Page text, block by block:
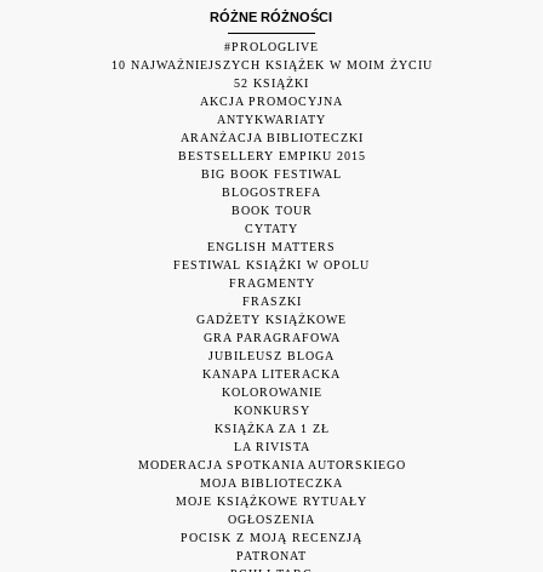
RÓŻNE RÓŻNOŚCI
#PROLOGLIVE
10 NAJWAŻNIEJSZYCH KSIĄŻEK W MOIM ŻYCIU
52 KSIĄŻKI
AKCJA PROMOCYJNA
ANTYKWARIATY
ARANŻACJA BIBLIOTECZKI
BESTSELLERY EMPIKU 2015
BIG BOOK FESTIWAL
BLOGOSTREFA
BOOK TOUR
CYTATY
ENGLISH MATTERS
FESTIWAL KSIĄŻKI W OPOLU
FRAGMENTY
FRASZKI
GADŻETY KSIĄŻKOWE
GRA PARAGRAFOWA
JUBILEUSZ BLOGA
KANAPA LITERACKA
KOLOROWANIE
KONKURSY
KSIĄŻKA ZA 1 ZŁ
LA RIVISTA
MODERACJA SPOTKANIA AUTORSKIEGO
MOJA BIBLIOTECZKA
MOJE KSIĄŻKOWE RYTUAŁY
OGŁOSZENIA
POCISK Z MOJĄ RECENZJĄ
PATRONAT